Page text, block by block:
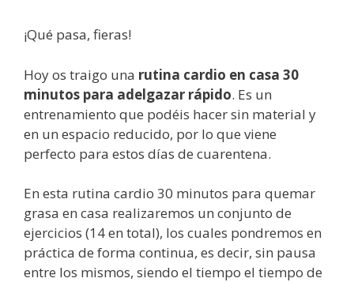
¡Qué pasa, fieras!
Hoy os traigo una rutina cardio en casa 30
minutos para adelgazar rápido. Es un
entrenamiento que podéis hacer sin material y
en un espacio reducido, por lo que viene
perfecto para estos días de cuarentena.
En esta rutina cardio 30 minutos para quemar
grasa en casa realizaremos un conjunto de
ejercicios (14 en total), los cuales pondremos en
práctica de forma continua, es decir, sin pausa
entre los mismos, siendo el tiempo el tiempo de